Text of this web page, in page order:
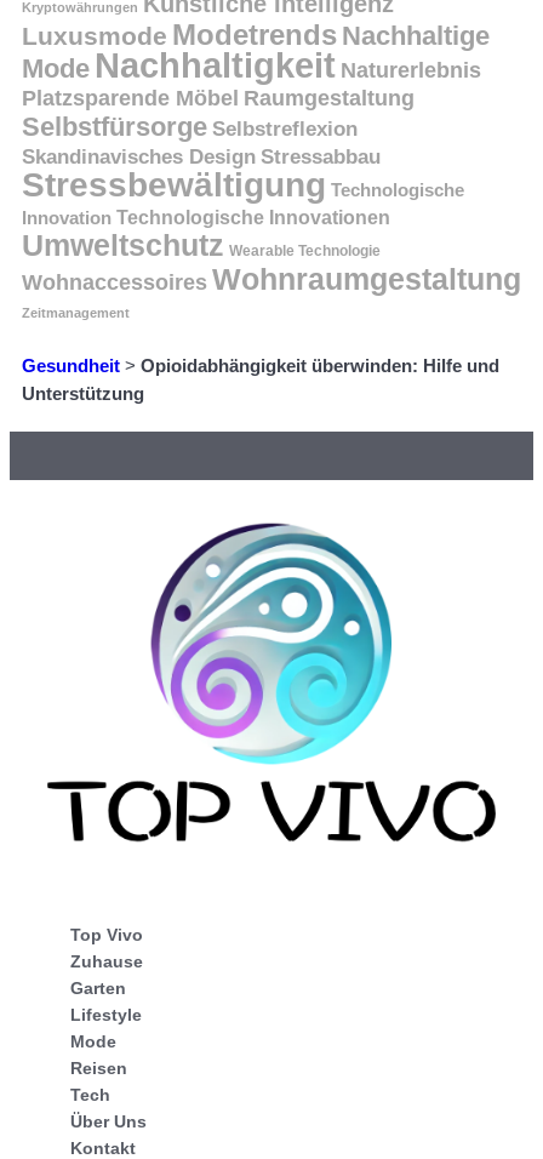
Kryptowährungen
Luxusmode Modetrends Nachhaltige
Mode Nachhaltigkeit Naturerlebnis
Platzsparende Möbel Raumgestaltung
Selbstfürsorge Selbstreflexion
Skandinavisches Design Stressabbau
Stressbewältigung Technologische
Innovation Technologische Innovationen
Umweltschutz Wearable Technologie
Wohnaccessoires Wohnraumgestaltung
Zeitmanagement
Gesundheit > Opioidabhängigkeit überwinden: Hilfe und
Unterstützung
Top Vivo
Zuhause
Garten
Lifestyle
Mode
Reisen
Tech
Über Uns
Kontakt